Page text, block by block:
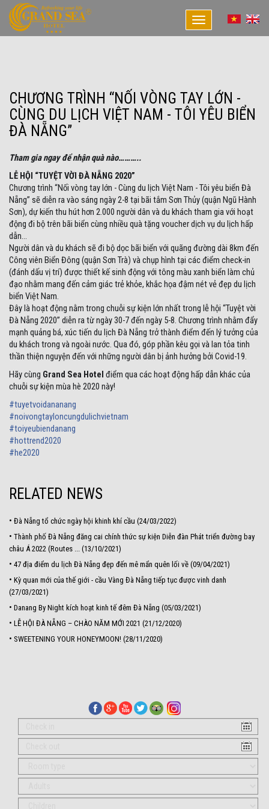
Toggle
navigation
CHƯƠNG TRÌNH “NỐI VÒNG TAY LỚN -
CÙNG DU LỊCH VIỆT NAM - TÔI YÊU BIỂN
ĐÀ NẴNG”
Tham gia ngay để nhận quà nào………..
LỄ HỘI “TUYỆT VỜI ĐÀ NẴNG 2020”
Chương trình “Nối vòng tay lớn - Cùng du lịch Việt Nam - Tôi yêu biển Đà
Nẵng” sẽ diễn ra vào sáng ngày 2-8 tại bãi tắm Sơn Thủy (quận Ngũ Hành
Sơn), dự kiến thu hút hơn 2.000 người dân và du khách tham gia với hoạt
động đi bộ trên bãi biển cùng nhiều quà tặng voucher dịch vụ du lịch hấp
dẫn...
Người dân và du khách sẽ đi bộ dọc bãi biển với quãng đường dài 8km đến
Công viên Biển Đông (quận Sơn Trà) và chụp hình tại các điểm check-in
(đánh dấu vị trí) được thiết kế sinh động với tông màu xanh biển làm chủ
đạo nhằm mang đến cảm giác trẻ khỏe, khắc họa đậm nét vẻ đẹp du lịch
biển Việt Nam.
Đây là hoạt động nằm trong chuỗi sự kiện lớn nhất trong lễ hội “Tuyệt vời
Đà Nẵng 2020” diễn ra từ ngày 30-7 đến ngày 5-8. Chương trình nhằm đẩy
mạnh quảng bá, xúc tiến du lịch Đà Nẵng trở thành điểm đến lý tưởng của
du khách trong và ngoài nước. Qua đó, góp phần kêu gọi và lan tỏa tinh
thần thiện nguyện đến với những người dân bị ảnh hưởng bởi Covid-19.
Hãy cùng Grand Sea Hotel điểm qua các hoạt động hấp dẫn khác của
chuỗi sự kiện mùa hè 2020 này!
#tuyetvoidananang
#noivongtayloncungdulichvietnam
#toiyeubiendanang
#hottrend2020
#he2020
RELATED NEWS
• Đà Nẵng tổ chức ngày hội khinh khí cầu (24/03/2022)
• Thành phố Đà Nẵng đăng cai chính thức sự kiện Diễn đàn Phát triển đường bay
châu Á 2022 (Routes ... (13/10/2021)
• 47 địa điểm du lịch Đà Nẵng đẹp đến mê mẩn quên lối về (09/04/2021)
• Kỳ quan mới của thế giới - cầu Vàng Đà Nẵng tiếp tục được vinh danh
(27/03/2021)
• Danang By Night kích hoạt kinh tế đêm Đà Nẵng (05/03/2021)
• LỄ HỘI ĐÀ NẴNG – CHÀO NĂM MỚI 2021 (21/12/2020)
• SWEETENING YOUR HONEYMOON! (28/11/2020)